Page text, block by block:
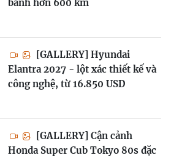
bánh hơn 600 km
[GALLERY] Hyundai
Elantra 2027 - lột xác thiết kế và
công nghệ, từ 16.850 USD
[GALLERY] Cận cảnh
Honda Super Cub Tokyo 80s đặc